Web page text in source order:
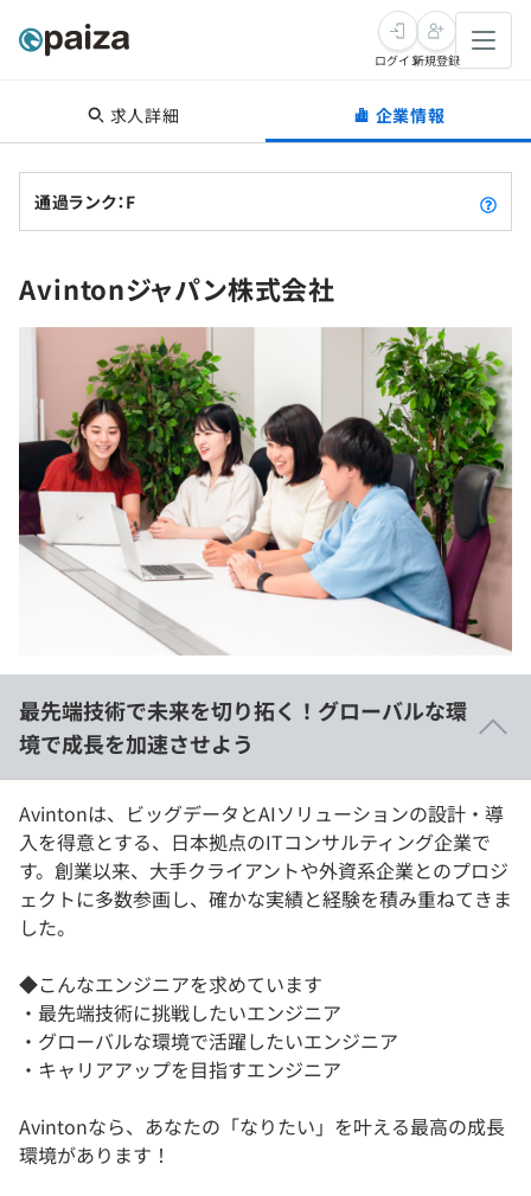
転職・キャリア
転職成功ガイド
転職エージェント
インタビュー
転職成功ガイド
新卒就活
求人検索
インターン
新卒エージェント
イベント・セミナー
インタビュー
学習
問題集
4択課題
ナレッジ
リファレンス
プラン
個人向けプラン
法人向けプラン
学校向けプラン
契約内容・クーポン
スキルチェック
プログラミング言語
SQL
評価結果一覧
再チャレンジ結果一覧
ゲーム・マンガ
メディア
Tech Team Journal
paiza times
paizaとは？
ログイン新規登録
求人詳細 企業情報
通過ランク：F
Avintonジャパン株式会社
最先端技術で未来を切り拓く！グローバルな環
境で成長を加速させよう
Avintonは、ビッグデータとAIソリューションの設計・導
入を得意とする、日本拠点のITコンサルティング企業で
す。創業以来、大手クライアントや外資系企業とのプロジ
ェクトに多数参画し、確かな実績と経験を積み重ねてきま
した。
◆こんなエンジニアを求めています
・最先端技術に挑戦したいエンジニア
・グローバルな環境で活躍したいエンジニア
・キャリアアップを目指すエンジニア
Avintonなら、あなたの「なりたい」を叶える最高の成長
環境があります！